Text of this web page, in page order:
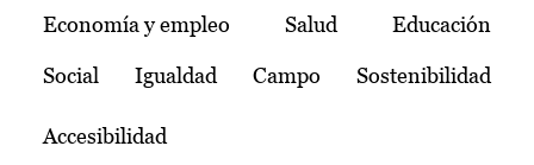
Temas
Economía y empleo Salud Educación
Social Igualdad Campo Sostenibilidad
Accesibilidad